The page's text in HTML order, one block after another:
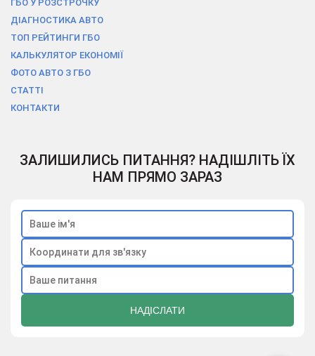
ГБО У РОЗСТРОЧКУ
ДІАГНОСТИКА АВТО
ТОП РЕЙТИНГИ ГБО
КАЛЬКУЛЯТОР ЕКОНОМІЇ
ФОТО АВТО З ГБО
СТАТТІ
КОНТАКТИ
ЗАЛИШИЛИСЬ ПИТАННЯ? НАДІШЛІТЬ ЇХ
НАМ ПРЯМО ЗАРАЗ